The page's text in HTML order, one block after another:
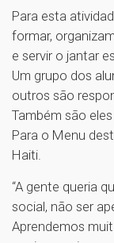
Para esta
formar,
e servir o jantar
Um grupo dos
outros são
Também são
Para o Menu
Haiti.
“A gente queria
social, não ser
Aprendemos